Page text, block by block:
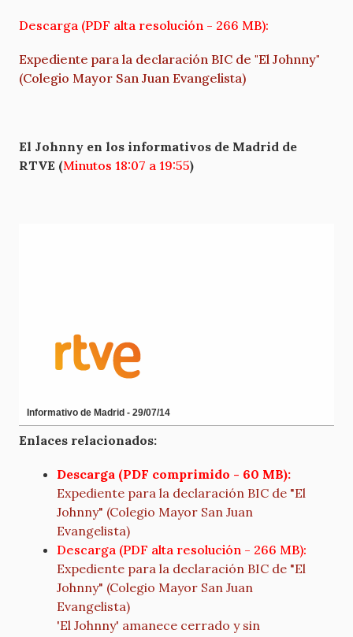
Descarga (PDF alta resolución - 266 MB):
Expediente para la declaración BIC de "El Johnny"
(Colegio Mayor San Juan Evangelista)
El Johnny en los informativos de Madrid de
RTVE (Minutos 18:07 a 19:55)
Informativo de Madrid - 29/07/14
Enlaces relacionados:
Descarga (PDF comprimido - 60 MB):
Expediente para la declaración BIC de "El
Johnny" (Colegio Mayor San Juan
Evangelista)
Descarga (PDF alta resolución - 266 MB):
Expediente para la declaración BIC de "El
Johnny" (Colegio Mayor San Juan
Evangelista)
'El Johnny' amanece cerrado y sin